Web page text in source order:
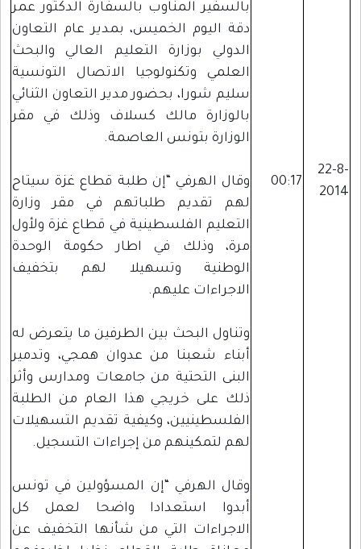
22-8-
2014
00:17
بالسفير المناوب بالسفارة الدكتور عمر
دقة اليوم الخميس، بمدير عام التعاون
الدولي بوزارة التعليم العالي والبحث
العلمي وتكنولوجيا الاتصال التونسية
سليم شورا، بحضور مدير التعاون الثنائي
بالوزارة مالك كسلاف وذلك في مقر
الوزارة بتونس العاصمة.
وقال الهرفي “إن طلبة قطاع غزة سيتاح
لهم تقديم طلباتهم في مقر وزارة
التعليم الفلسطينية في قطاع غزة ولأول
مرة، وذلك في اطار حكومة الوحدة
الوطنية وتسهيلا لهم بتخفيف
الاجراءات عليهم.
وتناول البحث بين الطرفين ما يتعرض له
أبناء شعبنا من عدوان همجي، وتدمير
البنى التحتية من جامعات ومدارس وأثر
ذلك على خريجي هذا العام من الطلبة
الفلسطينيين، وكيفية تقديم التسهيلات
لهم لتمكينهم من إجراءات التسجيل.
وقال الهرفي “إن المسؤولين في تونس
أبدوا استعدادا واضحا لعمل كل
الاجراءات التي من شأنها التخفيف عن